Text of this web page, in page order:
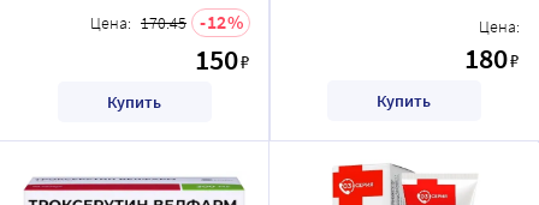
Цена: 170.45 12
150₽
Купить
Цена:
180₽
Купить